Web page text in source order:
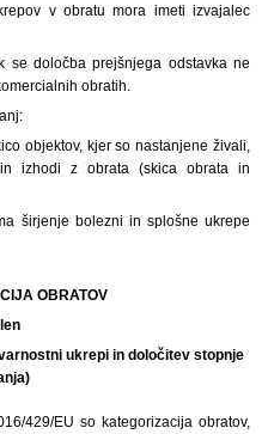
v obratu mora imeti izvajalec
se določba prejšnjega odstavka ne
obratih.
objektov, kjer so nastanjene živali,
izhodi z obrata (skica obrata in
širjenje bolezni in splošne ukrepe
OBRATOV
ukrepi in določitev stopnje
429/EU so kategorizacija obratov,